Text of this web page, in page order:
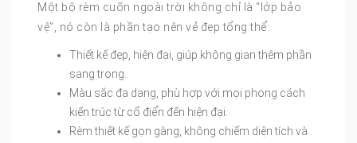
Một bộ rèm cuốn ngoài trời không chỉ là “lớp bảo
vệ”, nó còn là phần tạo nên vẻ đẹp tổng thể:
Thiết kế đẹp, hiện đại, giúp không gian thêm phần
sang trọng.
Màu sắc đa dạng, phù hợp với mọi phong cách
kiến trúc từ cổ điển đến hiện đại.
Rèm thiết kế gọn gàng, không chiếm diện tích và